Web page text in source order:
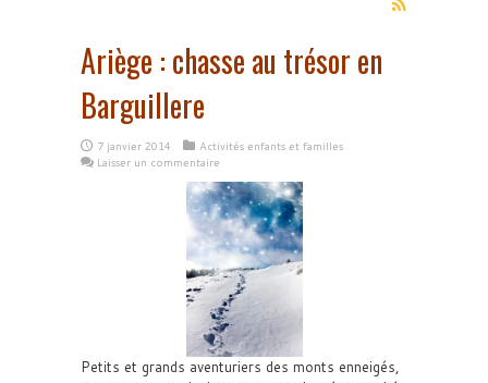
Ariège : chasse au trésor en
Barguillere
7 janvier 2014
Activités enfants et familles
Laisser un commentaire
Petits et grands aventuriers des monts enneigés,